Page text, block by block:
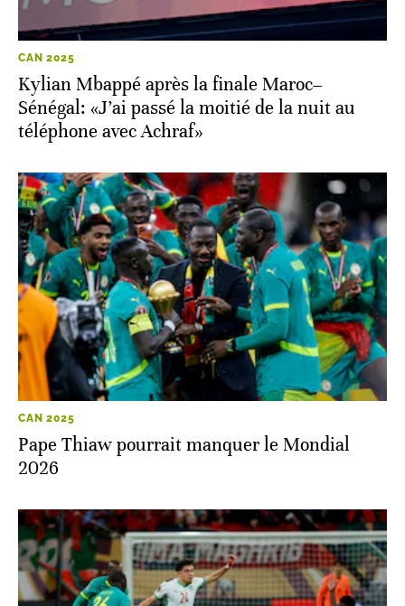
CAN 2025
Kylian Mbappé après la finale Maroc–
Sénégal: «J’ai passé la moitié de la nuit au
téléphone avec Achraf»
CAN 2025
Pape Thiaw pourrait manquer le Mondial
2026